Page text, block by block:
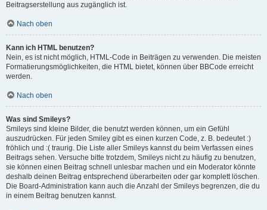
Beitragserstellung aus zugänglich ist.
Nach oben
Kann ich HTML benutzen?
Nein, es ist nicht möglich, HTML-Code in Beiträgen zu verwenden. Die meisten
Formatierungsmöglichkeiten, die HTML bietet, können über BBCode erreicht
werden.
Nach oben
Was sind Smileys?
Smileys sind kleine Bilder, die benutzt werden können, um ein Gefühl
auszudrücken. Für jeden Smiley gibt es einen kurzen Code, z. B. bedeutet :)
fröhlich und :( traurig. Die Liste aller Smileys kannst du beim Verfassen eines
Beitrags sehen. Versuche bitte trotzdem, Smileys nicht zu häufig zu benutzen,
sie können einen Beitrag schnell unlesbar machen und ein Moderator könnte
deshalb deinen Beitrag entsprechend überarbeiten oder gar komplett löschen.
Die Board-Administration kann auch die Anzahl der Smileys begrenzen, die du
in einem Beitrag benutzen kannst.